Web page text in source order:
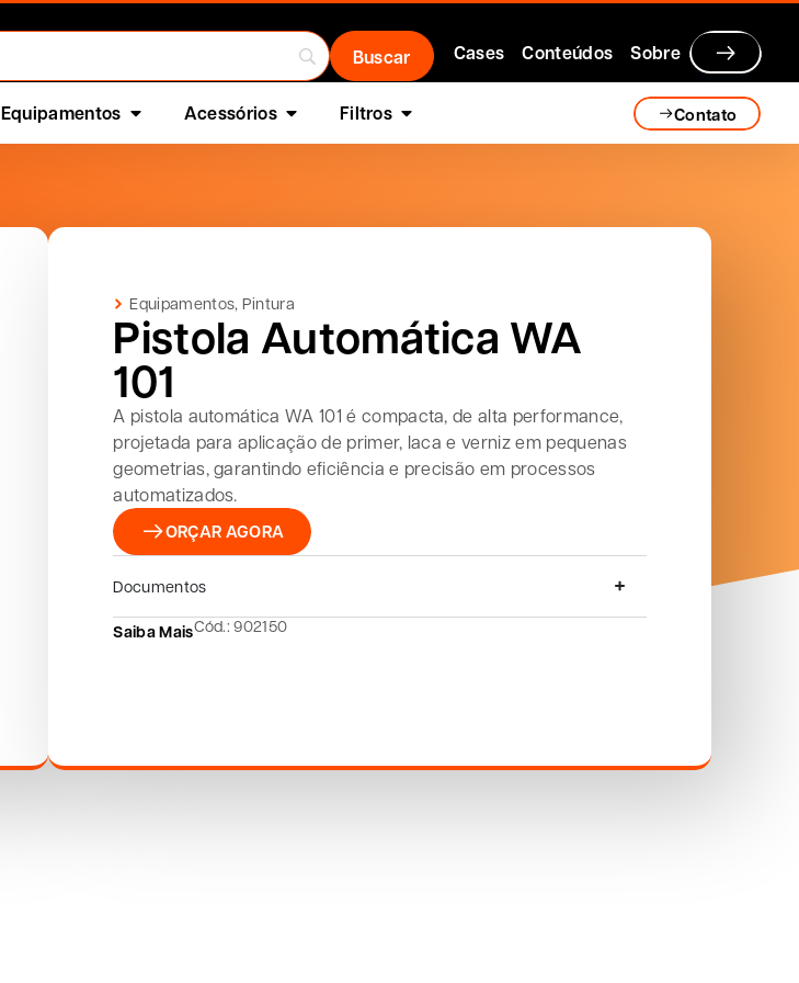
Cases Conteúdos Sobre
Equipamentos Acessórios Filtros Contato
Equipamentos, Pintura
Pistola Automática WA
101
A pistola automática WA 101 é compacta, de alta performance,
projetada para aplicação de primer, laca e verniz em pequenas
geometrias, garantindo eficiência e precisão em processos
automatizados.
ORÇAR AGORA
Documentos
Saiba MaisCód.: 902150